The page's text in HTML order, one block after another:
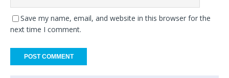
Save my name, email, and website in this browser for the
next time I comment.